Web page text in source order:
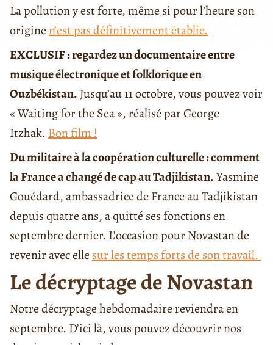
La pollution y est forte, même si pour l’heure son
originen’est pas définitivement établie.
EXCLUSIF : regardez un documentaire entre
musique électronique et folklorique en
Ouzbékistan. Jusqu’au 11 octobre, vous pouvez voir
« Waiting for the Sea », réalisé par George
Itzhak. Bon film !
Du militaire à la coopération culturelle : comment
la France a changé de cap au Tadjikistan.Yasmine
Gouédard, ambassadrice de France au Tadjikistan
depuis quatre ans, a quitté ses fonctions en
septembre dernier. L’occasion pour Novastan de
revenir avec elle sur les temps forts de son travail.
Le décryptage de Novastan
Notre décryptage hebdomadaire reviendra en
septembre. D’ici là, vous pouvez découvrir nos